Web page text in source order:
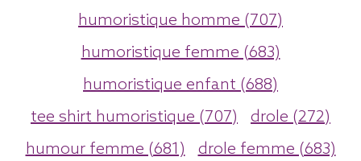
humoristique homme (707)
humoristique femme (683)
humoristique enfant (688)
tee shirt humoristique (707)
drole (272)
humour femme (681)
drole femme (683)